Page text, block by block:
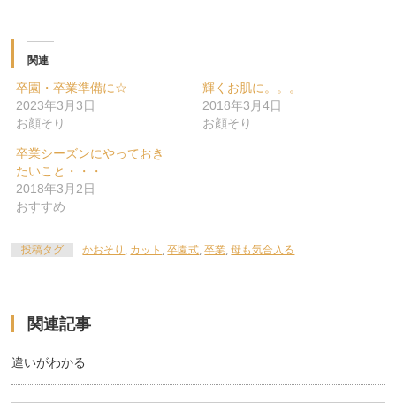
関連
卒園・卒業準備に☆
2023年3月3日
お顔そり
輝くお肌に。。。
2018年3月4日
お顔そり
卒業シーズンにやっておき
たいこと・・・
2018年3月2日
おすすめ
投稿タグ かおそり , カット ,卒園式,卒業,母も気合入る
関連記事
違いがわかる